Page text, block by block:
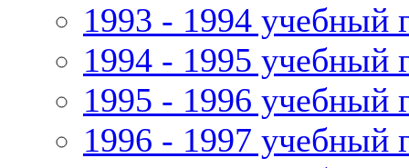
1993 - 1994 учебный
1994 - 1995 учебный
1995 - 1996 учебный
1996 - 1997 учебный